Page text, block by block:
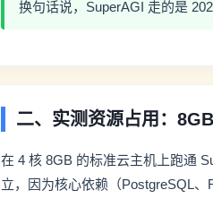
换句话说，SuperAGI 走的是
二、实测资源占用：
在 4 核 8GB 的标准云主机上跑通
立，因为核心依赖（PostgreSQL